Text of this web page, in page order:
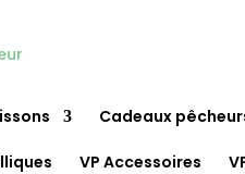
Cadeaux
VP Accessoires